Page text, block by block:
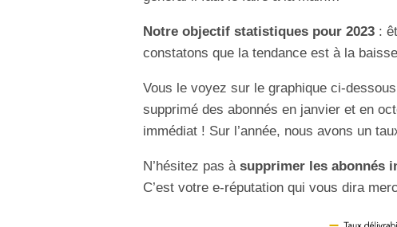
Notre objectif statistiques pour 2023 :
constatons que la tendance est à la
Vous le voyez sur le graphique ci-
supprimé des abonnés en janvier et en
immédiat ! Sur l’année, nous avons un
N’hésitez pas àsupprimer les abonnés
C’est votre e-réputation qui vous dira